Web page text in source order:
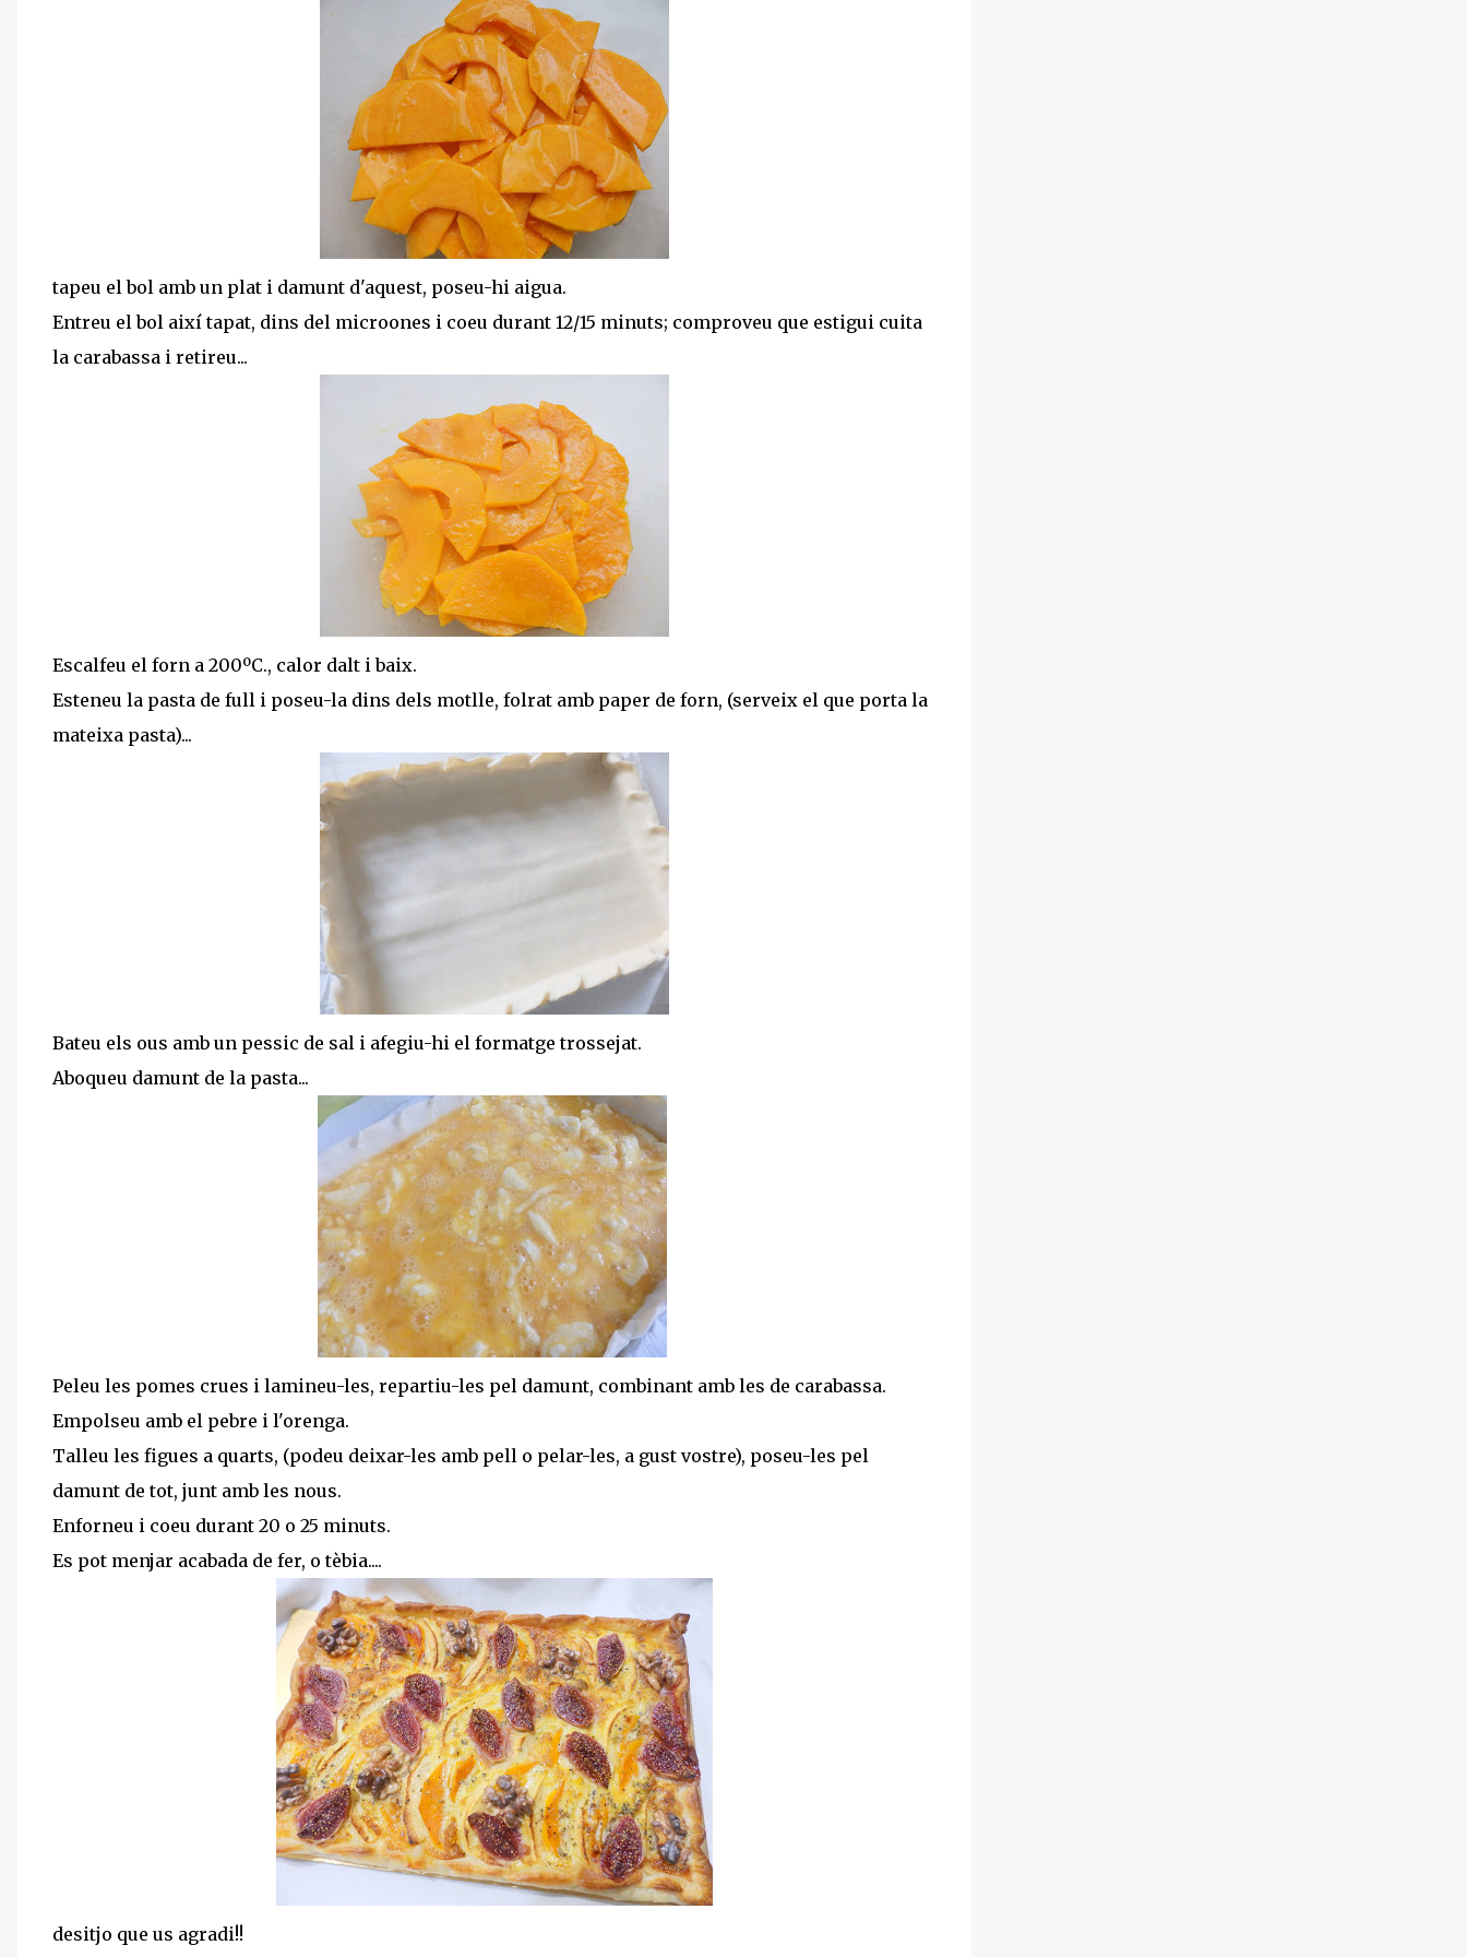
tapeu el bol amb un plat i damunt d'aquest, poseu-hi aigua.
Entreu el bol així tapat, dins del microones i coeu durant 12/15 minuts; comproveu que estigui cuita
la carabassa i retireu...
Escalfeu el forn a 200ºC., calor dalt i baix.
Esteneu la pasta de full i poseu-la dins dels motlle, folrat amb paper de forn, (serveix el que porta la
mateixa pasta)...
Bateu els ous amb un pessic de sal i afegiu-hi el formatge trossejat.
Aboqueu damunt de la pasta...
Peleu les pomes crues i lamineu-les, repartiu-les pel damunt, combinant amb les de carabassa.
Empolseu amb el pebre i l'orenga.
Talleu les figues a quarts, (podeu deixar-les amb pell o pelar-les, a gust vostre), poseu-les pel
damunt de tot, junt amb les nous.
Enforneu i coeu durant 20 o 25 minuts.
Es pot menjar acabada de fer, o tèbia....
desitjo que us agradi!!